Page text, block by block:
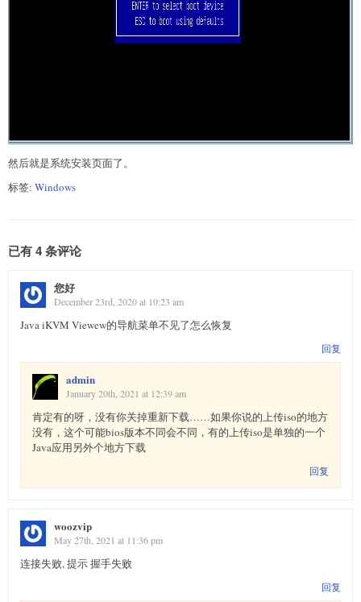
然后就是系统安装页面了。
标签: Windows
已有 4 条评论
您好
December 23rd, 2020 at 10:23 am
Java iKVM Viewew的导航菜单不见了怎么恢复
回复
admin
January 20th, 2021 at 12:39 am
肯定有的呀，没有你关掉重新下载……如果你说的上传iso的地方
没有，这个可能bios版本不同会不同，有的上传iso是单独的一个
Java应用另外个地方下载
回复
woozvip
May 27th, 2021 at 11:36 pm
连接失败, 提示 握手失败
回复